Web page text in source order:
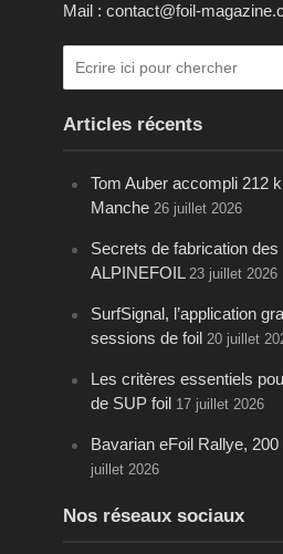
Mail : contact@foil-
Articles récents
Tom Auber accompli 212
Manche 26 juillet 2026
Secrets de fabrication
ALPINEFOIL 23 juillet 2026
SurfSignal, l’application
sessions de foil 20 juillet
Les critères essentiels
de SUP foil 17 juillet 2026
Bavarian eFoil Rallye,
juillet 2026
Nos réseaux sociaux